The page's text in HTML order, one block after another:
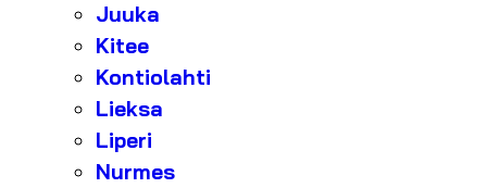
Juuka
Kitee
Kontiolahti
Lieksa
Liperi
Nurmes